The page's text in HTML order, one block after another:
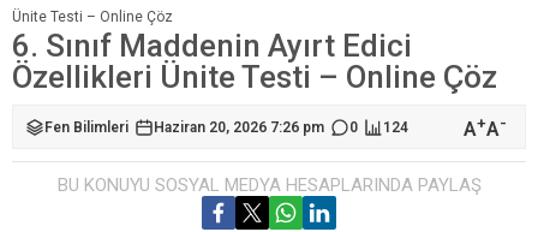
Ünite Testi – Online Çöz
6. Sınıf Maddenin Ayırt Edici
Özellikleri Ünite Testi – Online Çöz
Fen Bilimleri Haziran 20, 2026 7:26 pm 0 124 A+A-
BU KONUYU SOSYAL MEDYA HESAPLARINDA PAYLAŞ